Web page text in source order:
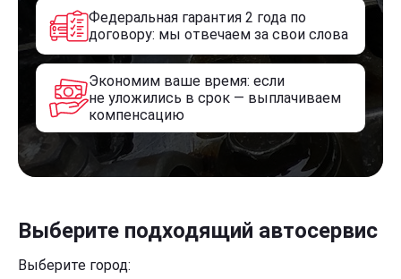
Федеральная гарантия 2 года по
договору: мы отвечаем за свои слова
Экономим ваше время: если
не уложились в срок — выплачиваем
компенсацию
Выберите подходящий автосервис
Выберите город: